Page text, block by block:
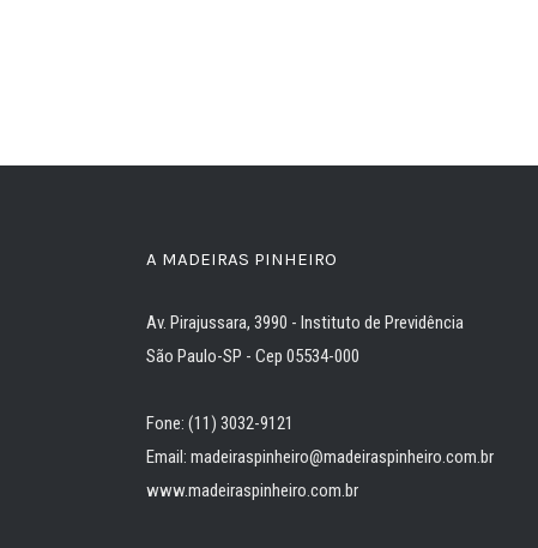
A MADEIRAS PINHEIRO
Av. Pirajussara, 3990 - Instituto de Previdência
São Paulo-SP - Cep 05534-000
Fone: (11) 3032-9121
Email: madeiraspinheiro@madeiraspinheiro.com.br
www.madeiraspinheiro.com.br